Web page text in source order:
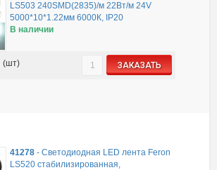
LS503 240SMD(2835)/м 22Вт/м 24V
5000*10*1.22мм 6000К, IP20
В наличии
(шт) ЗАКАЗАТЬ
41278 - Светодиодная LED лента Feron
LS520 стабилизированная,